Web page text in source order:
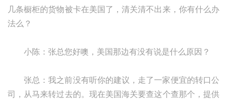
几条橱柜的货物被卡在美国了，清关清不出来，你有什么办
法么？
小陈：张总您好噢，美国那边有没有说是什么原因？
张总：我之前没有听你的建议，走了一家便宜的转口公
司，从马来转过去的。现在美国海关要查这个查那个，提供